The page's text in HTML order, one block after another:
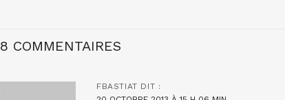
8 COMMENTAIRES
FBASTIAT DIT :